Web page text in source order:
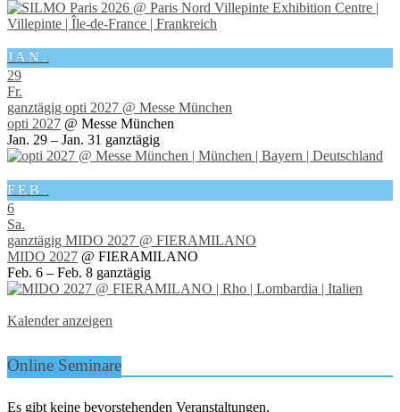
JAN.
29
Fr.
ganztägig opti 2027 @ Messe München
opti 2027 @ Messe München
Jan. 29 – Jan. 31 ganztägig
FEB.
6
Sa.
ganztägig MIDO 2027 @ FIERAMILANO
MIDO 2027 @ FIERAMILANO
Feb. 6 – Feb. 8 ganztägig
Kalender anzeigen
Online Seminare
Es gibt keine bevorstehenden Veranstaltungen.